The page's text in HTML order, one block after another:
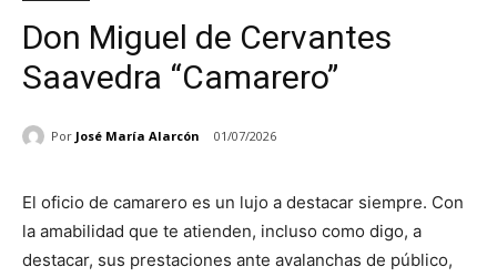
Don Miguel de Cervantes
Saavedra “Camarero”
Por José María Alarcón 01/07/2026
El oficio de camarero es un lujo a destacar siempre. Con
la amabilidad que te atienden, incluso como digo, a
destacar, sus prestaciones ante avalanchas de público,